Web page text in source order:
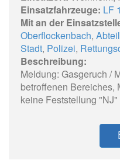
Einsatzfahrzeuge: LF
Mit an der
Oberflockenbach,
Stadt, Polizei,
Beschreibung:
Meldung: Gasgeruch /
betroffenen Bereiches,
keine Feststellung "NJ"